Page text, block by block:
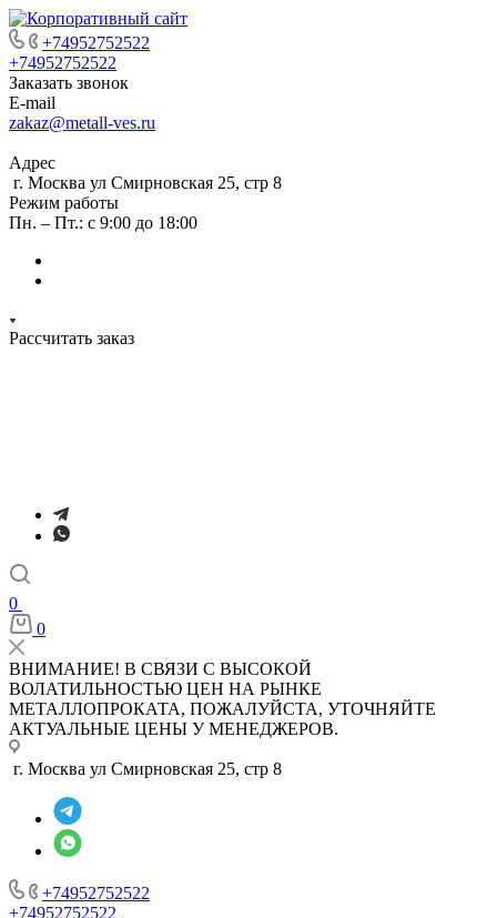
+74952752522
+74952752522
Заказать звонок
E-mail
zakaz@metall-ves.ru
Адрес
г. Москва ул Смирновская 25, стр 8
Режим работы
Пн. – Пт.: с 9:00 до 18:00
Рассчитать заказ
0
0
ВНИМАНИЕ! В СВЯЗИ С ВЫСОКОЙ
ВОЛАТИЛЬНОСТЬЮ ЦЕН НА РЫНКЕ
МЕТАЛЛОПРОКАТА, ПОЖАЛУЙСТА, УТОЧНЯЙТЕ
АКТУАЛЬНЫЕ ЦЕНЫ У МЕНЕДЖЕРОВ.
г. Москва ул Смирновская 25, стр 8
+74952752522
+74952752522